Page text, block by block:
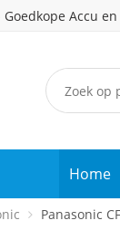
Accu
Home
Panasonic